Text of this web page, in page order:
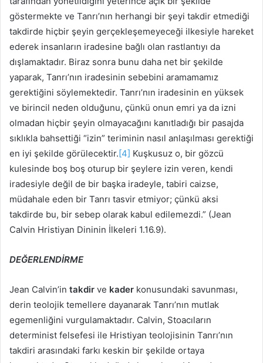
göstermekte ve Tanrı’nın herhangi bir şeyi takdir etmediği
takdirde hiçbir şeyin gerçekleşemeyeceği ilkesiyle hareket
ederek insanların iradesine bağlı olan rastlantıyı da
dışlamaktadır. Biraz sonra bunu daha net bir şekilde
yaparak, Tanrı’nın iradesinin sebebini aramamamız
gerektiğini söylemektedir. Tanrı’nın iradesinin en yüksek
ve birincil neden olduğunu, çünkü onun emri ya da izni
olmadan hiçbir şeyin olmayacağını kanıtladığı bir pasajda
sıklıkla bahsettiği “izin” teriminin nasıl anlaşılması gerektiği
en iyi şekilde görülecektir. [4] Kuşkusuz o, bir gözcü
kulesinde boş boş oturup bir şeylere izin veren, kendi
iradesiyle değil de bir başka iradeyle, tabiri caizse,
müdahale eden bir Tanrı tasvir etmiyor; çünkü aksi
takdirde bu, bir sebep olarak kabul edilemezdi.” (Jean
Calvin Hristiyan Dininin İlkeleri 1.16.9).
DEĞERLENDİRME
Jean Calvin’in takdir ve kader konusundaki savunması,
derin teolojik temellere dayanarak Tanrı’nın mutlak
egemenliğini vurgulamaktadır. Calvin, Stoacıların
determinist felsefesi ile Hristiyan teolojisinin Tanrı’nın
takdiri arasındaki farkı keskin bir şekilde ortaya